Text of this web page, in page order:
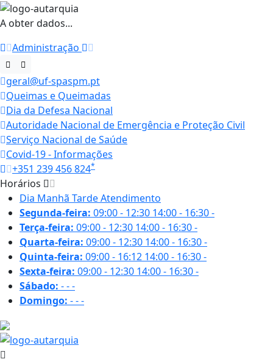
A obter dados...
Administração
geral@uf-spaspm.pt
Queimas e Queimadas
Dia da Defesa Nacional
Autoridade Nacional de Emergência e Proteção Civil
Serviço Nacional de Saúde
Covid-19 - Informações
+351 239 456 824*
Horários
Dia Manhã TardeAtendimento
Segunda-feira: 09:00 - 12:30 14:00 - 16:30-
Terça-feira: 09:00 - 12:30 14:00 - 16:30-
Quarta-feira: 09:00 - 12:30 14:00 - 16:30-
Quinta-feira: 09:00 - 16:12 14:00 - 16:30-
Sexta-feira: 09:00 - 12:30 14:00 - 16:30-
Sábado: ---
Domingo: ---